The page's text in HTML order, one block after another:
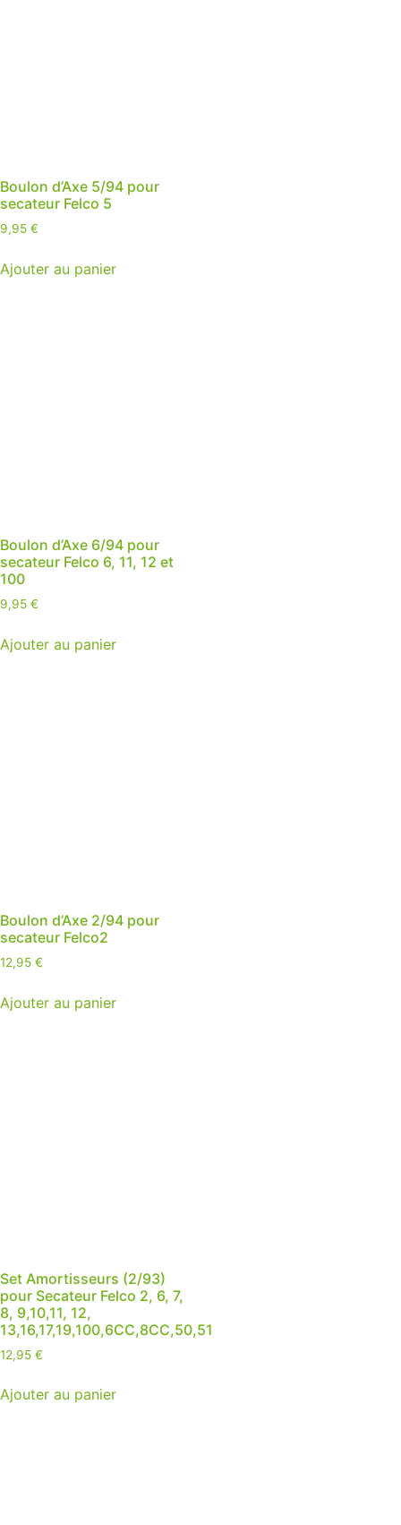
Boulon d’Axe 5/94 pour
secateur Felco 5
9,95 €
Ajouter au panier
Boulon d’Axe 6/94 pour
secateur Felco 6, 11, 12 et
100
9,95 €
Ajouter au panier
Boulon d’Axe 2/94 pour
secateur Felco2
12,95 €
Ajouter au panier
Set Amortisseurs (2/93)
pour Secateur Felco 2, 6, 7,
8, 9,10,11, 12,
13,16,17,19,100,6CC,8CC,50,51
12,95 €
Ajouter au panier